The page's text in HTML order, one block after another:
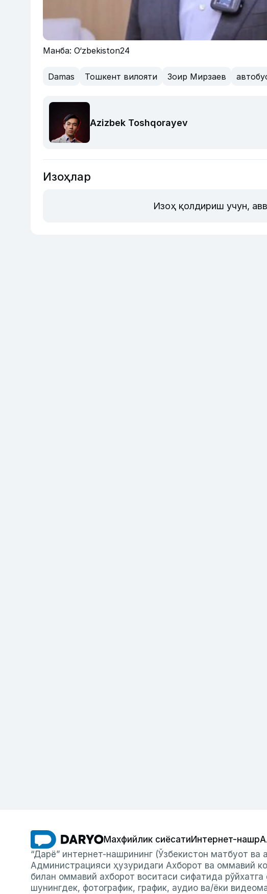
Манба: O‘zbekiston24
Damas Тошкент вилояти Зоир Мирзаев
Azizbek Toshqorayev
Изоҳлар
Изоҳ қолдириш учун,
Махфийлик сиёсатиИнтернет-нашр
“Дарё” интернет-нашрининг (Ўзбекистон матбуот
Администрацияси ҳузуридаги Ахборот ва оммавий
билан оммавий ахборот воситаси сифатида
шунингдек, фотографик, график, аудио ва/ёки